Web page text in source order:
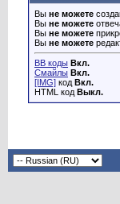
Вы не можете
Вы не можете
Вы не можете
Вы не можете
BB коды Вкл.
Смайлы Вкл.
[IMG] код Вкл.
HTML код Выкл.